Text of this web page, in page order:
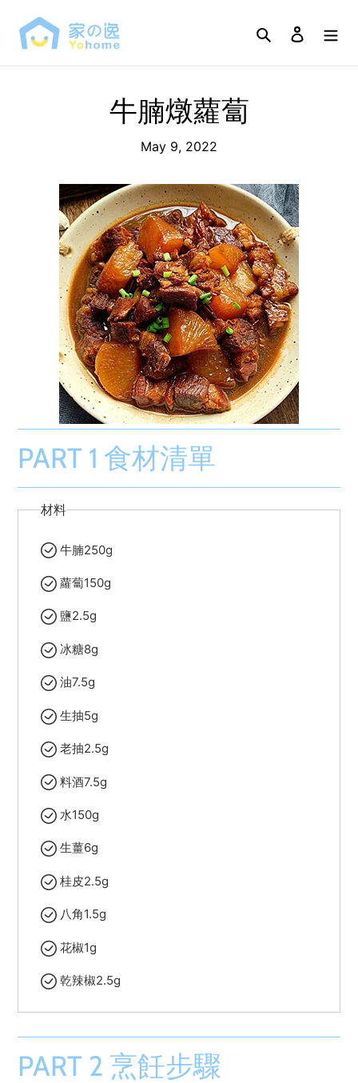
content
Search Log in
牛腩燉蘿蔔
May 9, 2022
PART 1 食材清單
材料
牛腩250g
蘿蔔150g
鹽2.5g
冰糖8g
油7.5g
生抽5g
老抽2.5g
料酒7.5g
水150g
生薑6g
桂皮2.5g
八角1.5g
花椒1g
乾辣椒2.5g
PART 2 烹飪步驟